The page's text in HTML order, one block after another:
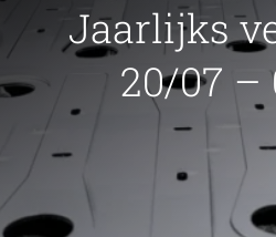
Lasconstructie
Poederlakken
Projecten
Jaarlijks
20/07 –